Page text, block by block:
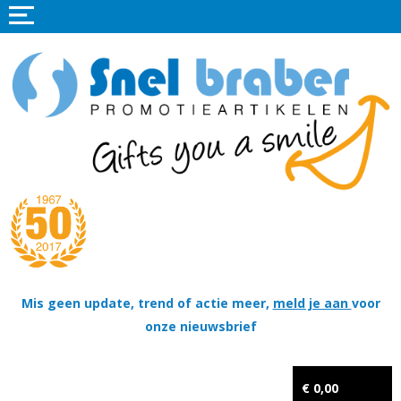
Mis geen update, trend of actie meer, meld je aan voor
onze nieuwsbrief
€ 0,00
Home
Promotieartikelen
Tassen
Thema's